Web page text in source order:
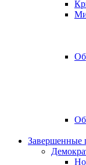
Завершенные